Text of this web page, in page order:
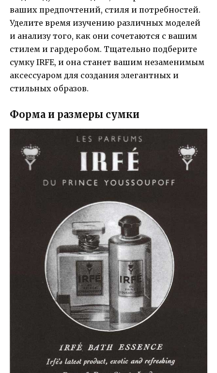
ваших предпочтений, стиля и потребностей.
Уделите время изучению различных моделей
и анализу того, как они сочетаются с вашим
стилем и гардеробом. Тщательно подберите
сумку IRFE, и она станет вашим незаменимым
аксессуаром для создания элегантных и
стильных образов.
Форма и размеры сумки